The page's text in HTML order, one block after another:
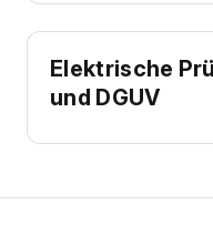
Elektrische
und DGUV